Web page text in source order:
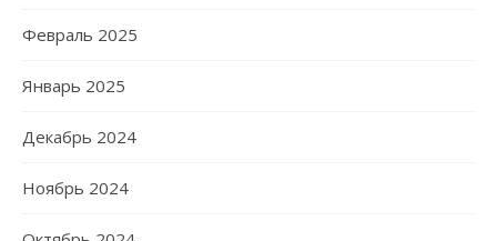
Февраль 2025
Январь 2025
Декабрь 2024
Ноябрь 2024